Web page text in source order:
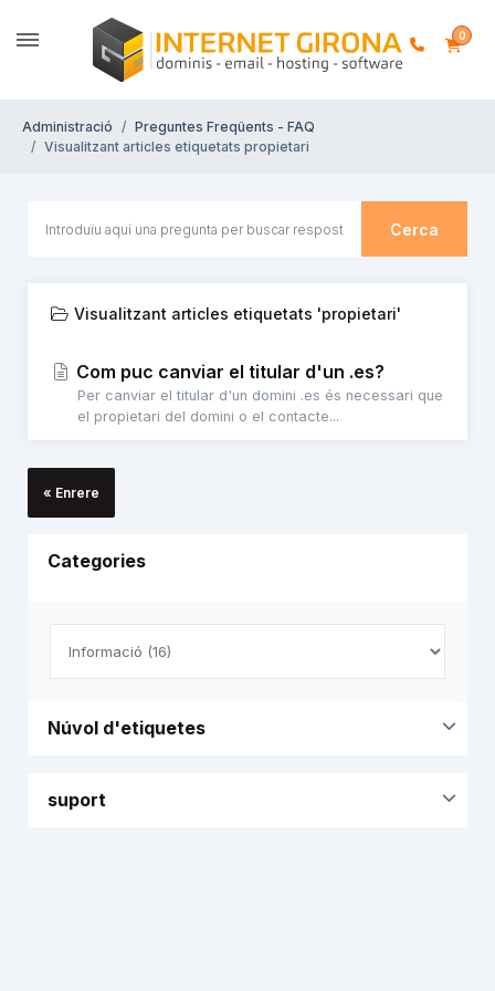
0
Administració
Preguntes Freqüents - FAQ
Visualitzant articles etiquetats propietari
Cerca
Visualitzant articles etiquetats 'propietari'
Com puc canviar el titular d'un .es?
Per canviar el titular d'un domini .es és necessari que
el propietari del domini o el contacte...
« Enrere
Categories
Núvol d'etiquetes
suport